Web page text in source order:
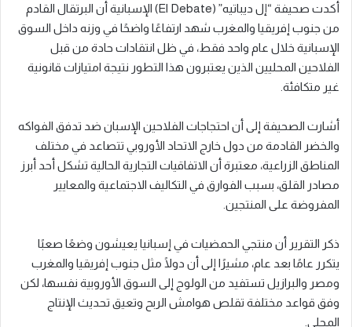
أكدت صحيفة “إل ديباتيه” (El Debate) الإسبانية أن البرتقال القادم
من جنوب إفريقيا والمغرب شهد ارتفاعًا واضحًا في وزنه داخل السوق
الإسبانية خلال عام واحد فقط، في ظل انتقادات حادة من قبل
الفلاحين المحليين الذين يعتبرون هذا التطور نتيجة امتيازات قانونية
غير متكافئة.
أشارت الصحيفة إلى أن احتجاجات الفلاحين الإسبان ضد تدفق الفواكه
والخضر القادمة من دول خارج الاتحاد الأوروبي تتصاعد في مختلف
المناطق الزراعية، معتبرة أن الاتفاقيات التجارية الحالية تشكل أحد أبرز
مصادر القلق، بسبب الفوارق في التكاليف الاجتماعية والمعايير
المفروضة على المنتجين.
ذكر التقرير أن منتجي الحمضيات في إسبانيا يعيشون وضعًا صعبًا
يتكرر عامًا بعد عام، مشيرًا إلى أن دولًا مثل جنوب إفريقيا والمغرب
ومصر والبرازيل تستفيد من الولوج إلى السوق الأوروبية نفسها، لكن
وفق قواعد مختلفة تقلص هوامش الربح وتعيق تحديث الإنتاج
المحلي.